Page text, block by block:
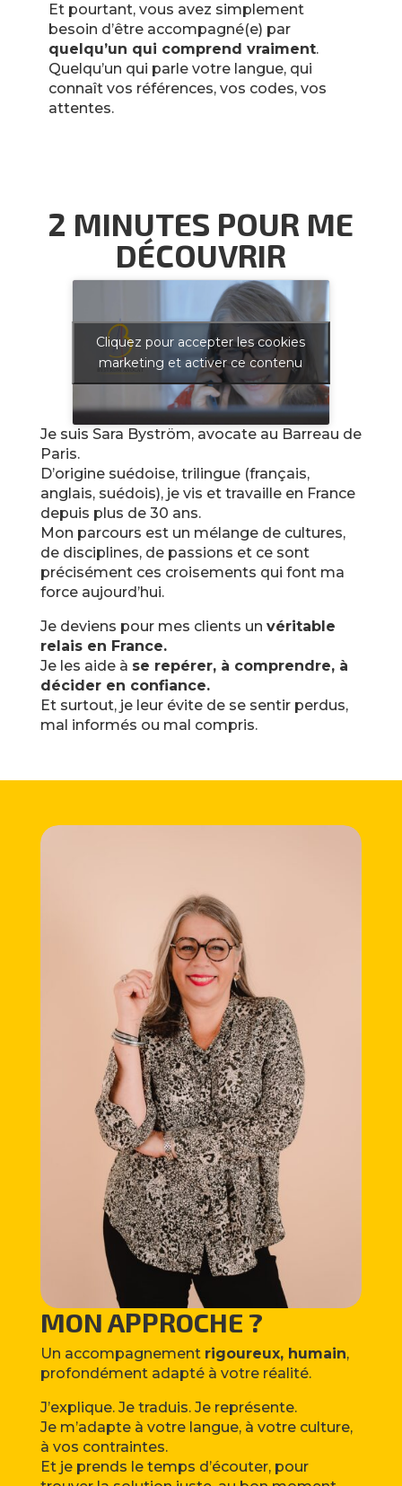
Et pourtant, vous avez simplement
besoin d’être accompagné(e) par
quelqu’un qui comprend vraiment.
Quelqu’un qui parle votre langue, qui
connaît vos références, vos codes, vos
attentes.
2 MINUTES POUR ME
DÉCOUVRIR
Cliquez pour accepter les cookies
marketing et activer ce contenu
Je suis Sara Byström, avocate au Barreau de
Paris.
D’origine suédoise, trilingue (français,
anglais, suédois), je vis et travaille en France
depuis plus de 30 ans.
Mon parcours est un mélange de cultures,
de disciplines, de passions et ce sont
précisément ces croisements qui font ma
force aujourd’hui.
Je deviens pour mes clients un véritable
relais en France.
Je les aide à se repérer, à comprendre, à
décider en confiance.
Et surtout, je leur évite de se sentir perdus,
mal informés ou mal compris.
MON APPROCHE ?
Un accompagnement rigoureux, humain,
profondément adapté à votre réalité.
J’explique. Je traduis. Je représente.
Je m’adapte à votre langue, à votre culture,
à vos contraintes.
Et je prends le temps d’écouter, pour